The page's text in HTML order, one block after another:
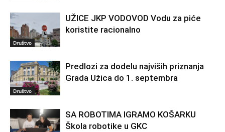
Društvo
UŽICE JKP VODOVOD Vodu za piće
koristite racionalno
Društvo
Predlozi za dodelu najviših priznanja
Grada Užica do 1. septembra
SA ROBOTIMA IGRAMO KOŠARKU
Škola robotike u GKC